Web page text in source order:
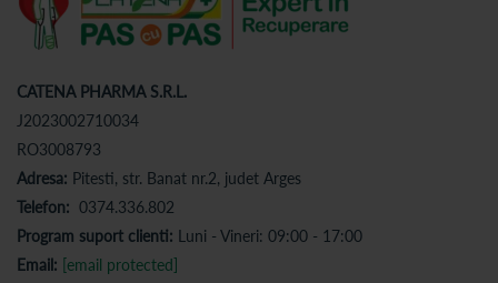
CATENA PHARMA S.R.L.
J2023002710034
RO3008793
Adresa: Pitesti, str. Banat nr.2, judet Arges
Telefon: 0374.336.802
Program suport clienti: Luni - Vineri: 09:00 - 17:00
Email: [email protected]